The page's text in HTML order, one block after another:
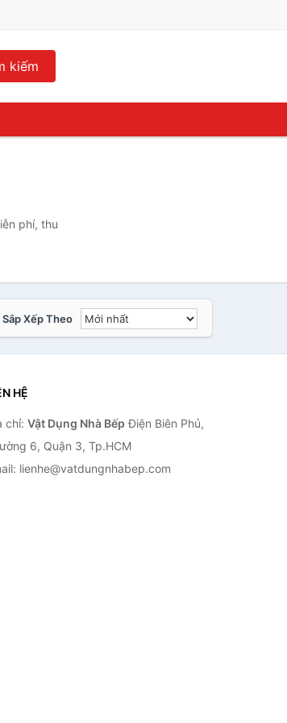
kiếm
phí, thu
Sắp Xếp Theo
HỆ
chỉ: Vật Dụng Nhà Bếp Điện Biên Phủ,
6, Quận 3, Tp.HCM
lienhe@vatdungnhabep.com